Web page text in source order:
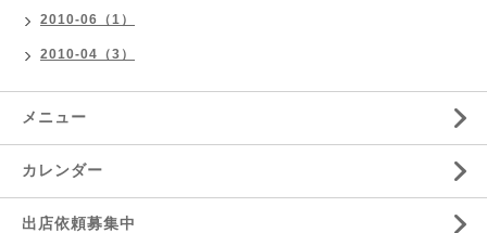
2010-06（1）
2010-04（3）
メニュー
カレンダー
出店依頼募集中